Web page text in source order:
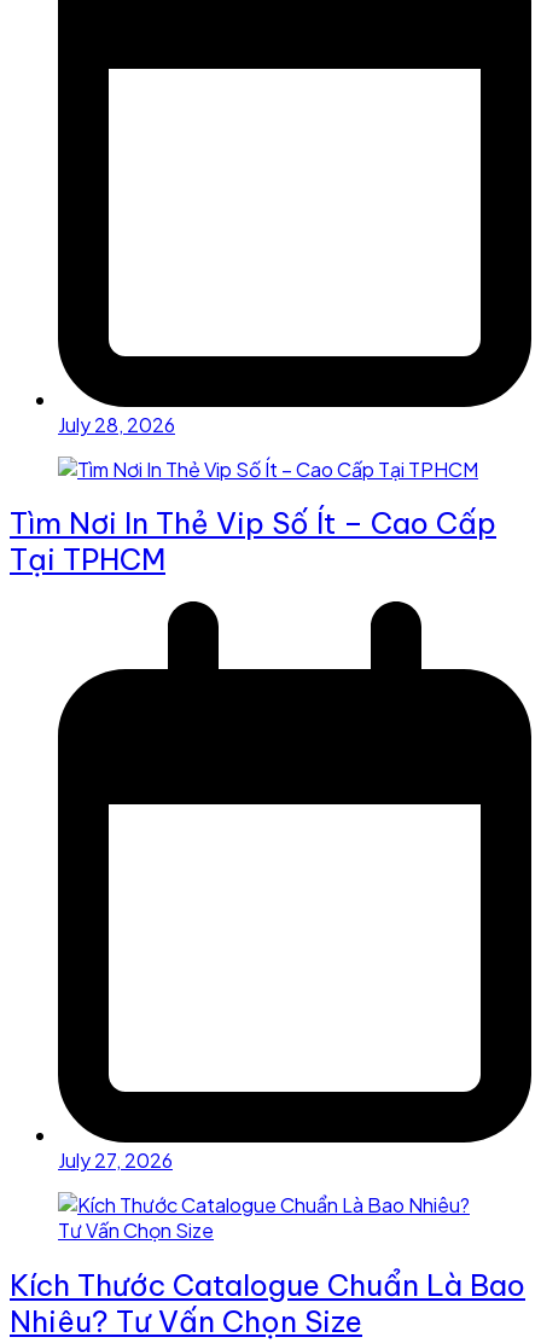
July 28, 2026
Tìm Nơi In Thẻ Vip Số Ít – Cao Cấp
Tại TPHCM
July 27, 2026
Kích Thước Catalogue Chuẩn Là Bao
Nhiêu? Tư Vấn Chọn Size